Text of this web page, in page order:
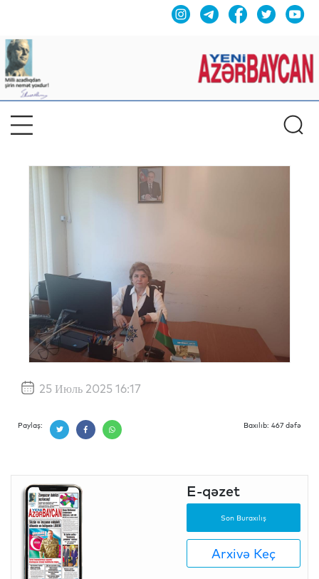
25 Июль 2025 16:17
Paylaş: Baxılıb: 467 dəfə
E-qəzet
Son Buraxılış
Arxivə Keç